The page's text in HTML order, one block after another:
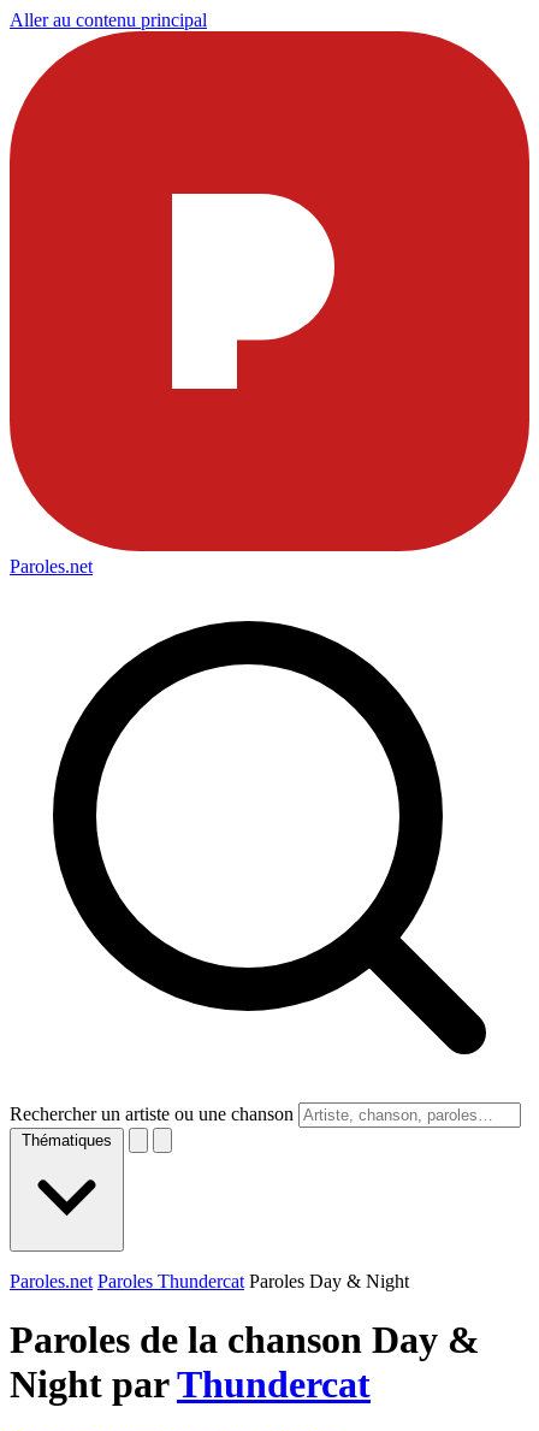
Aller au contenu principal
Paroles.net
Rechercher un artiste ou une chanson
Thématiques
Paroles.net Paroles Thundercat Paroles Day & Night
Paroles de la chanson Day &
Night parThundercat